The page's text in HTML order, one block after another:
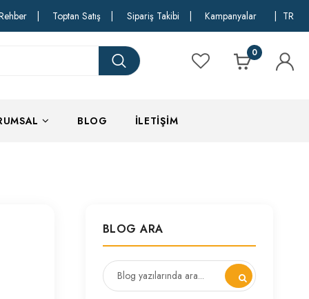
Toptan Satış Sipariş Takibi Kampanyalar TR
0
BLOG İLETIŞIM
BLOG ARA